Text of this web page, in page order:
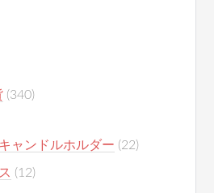
(340)
ャンドルホルダー (22)
(12)